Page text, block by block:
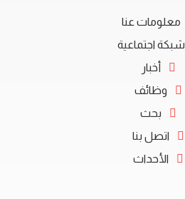
معلومات عنا
شبكة اجتماعية
أخبار
وظائف
بحث
اتصل بنا
الأحداث